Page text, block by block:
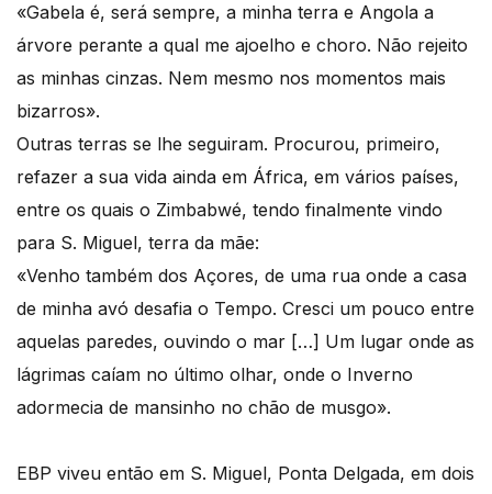
«Gabela é, será sempre, a minha terra e Angola a
árvore perante a qual me ajoelho e choro. Não rejeito
as minhas cinzas. Nem mesmo nos momentos mais
bizarros».
Outras terras se lhe seguiram. Procurou, primeiro,
refazer a sua vida ainda em África, em vários países,
entre os quais o Zimbabwé, tendo finalmente vindo
para S. Miguel, terra da mãe:
«Venho também dos Açores, de uma rua onde a casa
de minha avó desafia o Tempo. Cresci um pouco entre
aquelas paredes, ouvindo o mar […] Um lugar onde as
lágrimas caíam no último olhar, onde o Inverno
adormecia de mansinho no chão de musgo».
EBP viveu então em S. Miguel, Ponta Delgada, em dois